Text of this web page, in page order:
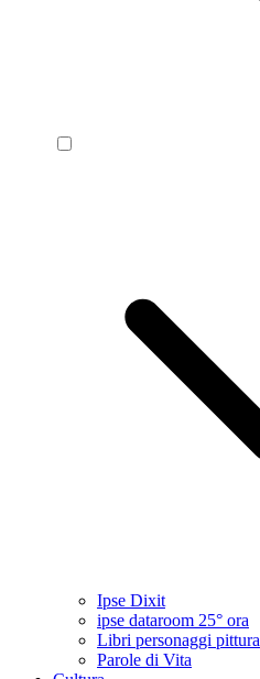
Ipse Dixit
ipse dataroom 25° ora
Libri personaggi pittura
Parole di Vita